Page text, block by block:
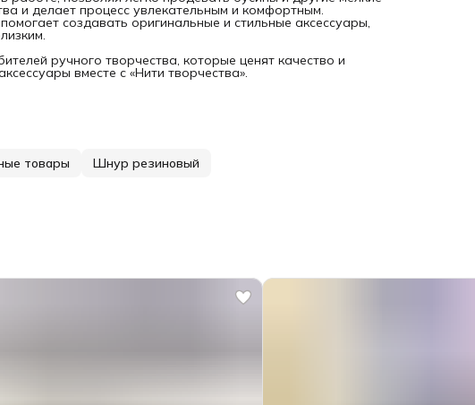
и делает процесс увлекательным и комфортным.
создавать оригинальные и стильные аксессуары,
ручного творчества, которые ценят качество и
вместе с «Нити творчества».
товары Шнур резиновый